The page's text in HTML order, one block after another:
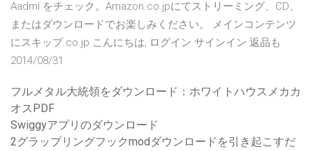
Aadmi をチェック。Amazon.co.jpにてストリーミング、CD、
またはダウンロードでお楽しみください。 メインコンテンツ
にスキップ.co.jp こんにちは, ログイン サインイン 返品も
2014/08/31
フルメタル大統領をダウンロード：ホワイトハウスメカカ
オスPDF
Swiggyアプリのダウンロード
2グラップリングフックmodダウンロードを引き起こすだ